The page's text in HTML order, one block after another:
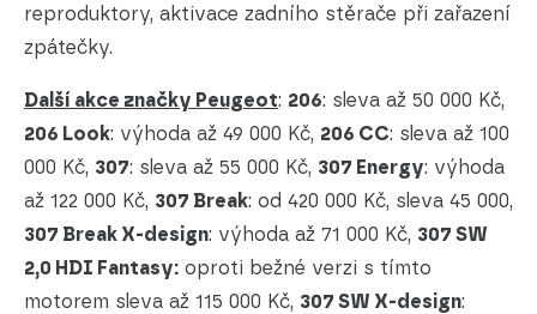
reproduktory, aktivace zadního stěrače při zařazení
zpátečky.
Další akce značky Peugeot: 206: sleva až 50 000 Kč,
206 Look: výhoda až 49 000 Kč, 206 CC: sleva až 100
000 Kč, 307: sleva až 55 000 Kč, 307 Energy: výhoda
až 122 000 Kč, 307 Break: od 420 000 Kč, sleva 45 000,
307 Break X-design: výhoda až 71 000 Kč, 307 SW
2,0 HDI Fantasy: oproti bežné verzi s tímto
motorem sleva až 115 000 Kč, 307 SW X-design: